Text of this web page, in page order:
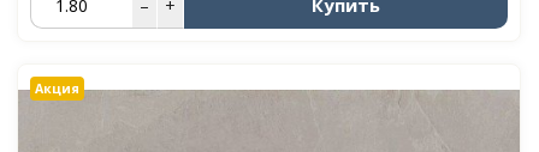
– + Купить
Акция